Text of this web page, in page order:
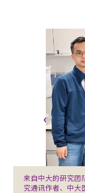
来自中大的研究团
究通讯作者、中大